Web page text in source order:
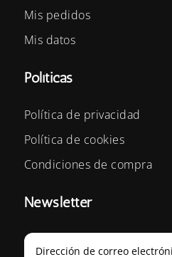
Mis pedidos
Mis datos
Políticas
Política de privacidad
Política de cookies
Condiciones de compra
Newsletter